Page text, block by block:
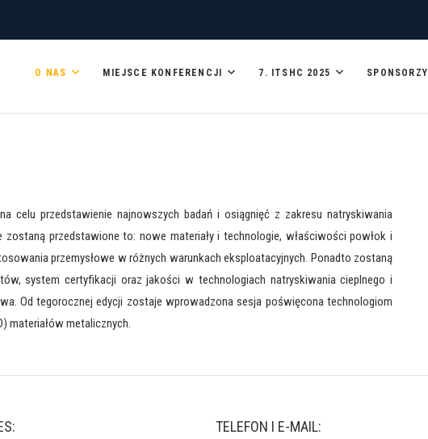
CONFERENCE
O NAS MIEJSCE KONFERENCJI 7. ITSHC 2025 SPONSORZY
celu przedstawienie najnowszych badań i osiągnięć z zakresu natryskiwania
zostaną przedstawione to: nowe materiały i technologie, właściwości powłok i
przemysłowe w różnych warunkach eksploatacyjnych. Ponadto zostaną
system certyfikacji oraz jakości w technologiach natryskiwania cieplnego i
Od tegorocznej edycji zostaje wprowadzona sesja poświęcona technologiom
materiałów metalicznych.
TELEFON I E-MAIL: